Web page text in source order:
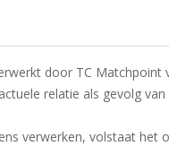
door TC
relatie als gevolg
verwerken, volstaat het